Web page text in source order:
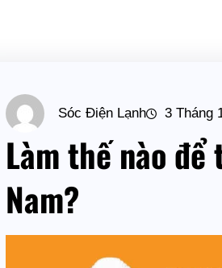
Sóc Điện Lạnh 3 Tháng
Làm thế nào
Nam?